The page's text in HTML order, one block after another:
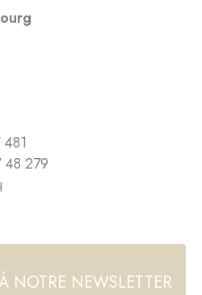
48 279
NOTRE NEWSLETTER